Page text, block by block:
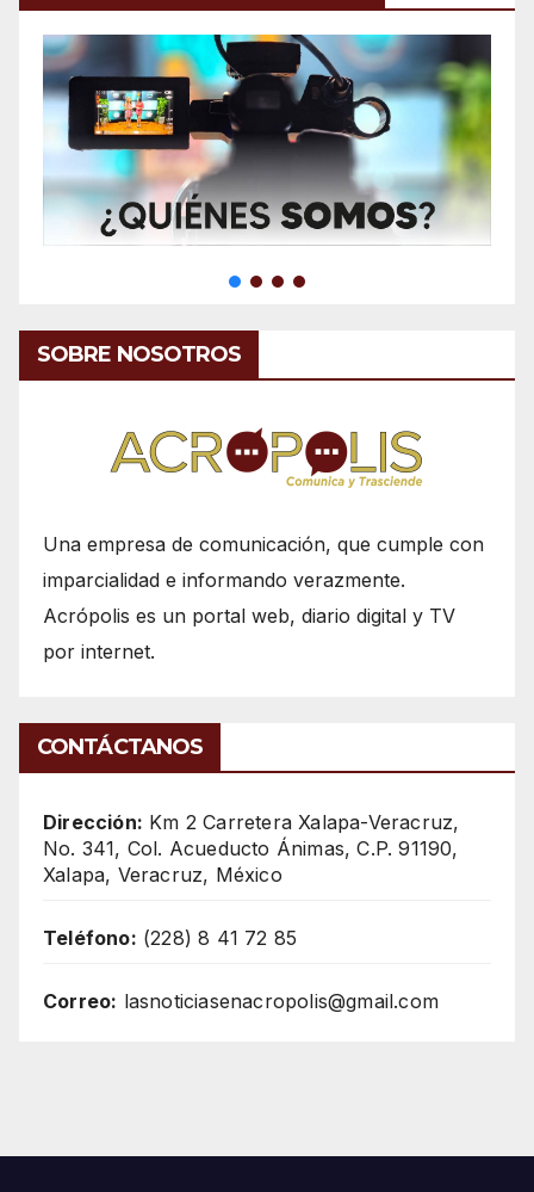
SOBRE NOSOTROS
Una empresa de comunicación, que cumple con
imparcialidad e informando verazmente.
Acrópolis es un portal web, diario digital y TV
por internet.
CONTÁCTANOS
Dirección: Km 2 Carretera Xalapa-Veracruz,
No. 341, Col. Acueducto Ánimas, C.P. 91190,
Xalapa, Veracruz, México
Teléfono: (228) 8 41 72 85
Correo: lasnoticiasenacropolis@gmail.com